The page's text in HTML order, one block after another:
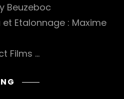
Beuzeboc
Etalonnage : Maxime
Films …
ZE